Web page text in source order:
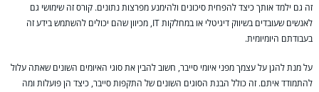
זה גם ילמד אותך כיצד להפחית סיכונים ולהימנע מפרצות נתונים. קורס זה שימושי גם
לאנשים שעובדים בשיווק דיגיטלי או במחלקות IT, מכיוון שהם יכולים להשתמש בידע זה
בעבודתם היומיומית.
על מנת להגן על עצמך מפני איומי סייבר, חשוב להבין את סוגי האיומים השונים שאתה עלול
להתמודד איתם. זה כולל הבנת הסוגים השונים של התקפות סייבר, כיצד הן פועלות ומה